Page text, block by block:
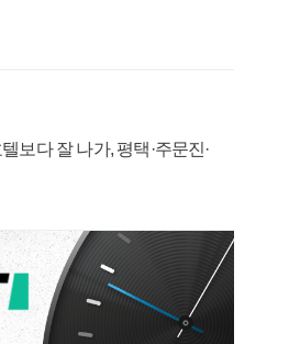
보다 잘 나가, 평택·주문진·